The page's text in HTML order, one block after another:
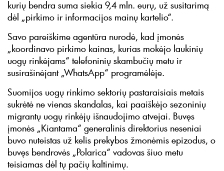
kurių bendra suma siekia 9,4 mln. eurų, už susitarimą
dėl „pirkimo ir informacijos mainų kartelio“.
Savo pareiškime agentūra nurodė, kad įmonės
„koordinavo pirkimo kainas, kurias mokėjo laukinių
uogų rinkėjams“ telefoninių skambučių metu ir
susirašinėjant „WhatsApp“ programėlėje.
Suomijos uogų rinkimo sektorių pastaraisiais metais
sukrėtė ne vienas skandalas, kai paaiškėjo sezoninių
migrantų uogų rinkėjų išnaudojimo atvejai. Buvęs
įmonės „Kiantama“ generalinis direktorius neseniai
buvo nuteistas už kelis prekybos žmonėmis epizodus, o
buvęs bendrovės „Polarica“ vadovas šiuo metu
teisiamas dėl tų pačių kaltinimų.